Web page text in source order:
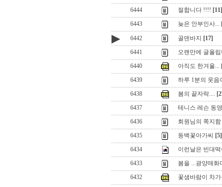
6444
절합니다 !!!! [11]
6443
늦은 안부인사...
▶ 6442 골덴바지
[17]
6441
오랜만에 글올
6440
아직도 한겨울...
6439
하루 1분의 웃음
6438
봄의 끝자락....
6437
테니스 레슨 동
6436
회원님의 쪽지
6435
동백꽃아가씨
[5]
6434
이런날은 빈대
6433
봄을 ...광양매화
6432
꽃샘바람이 차